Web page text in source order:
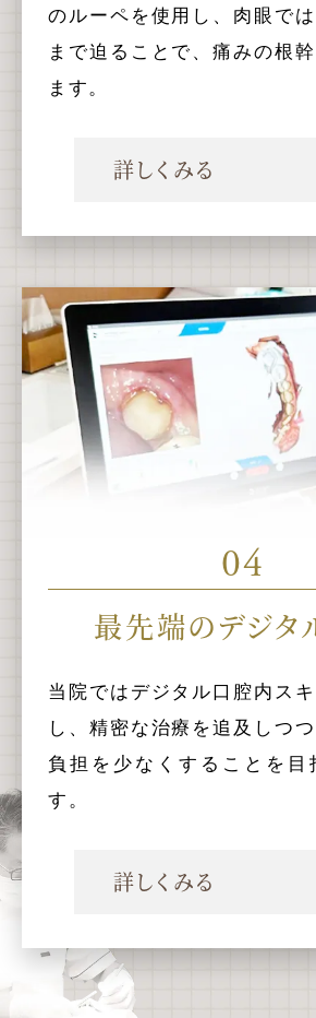
のルーペを使用し、肉眼で
まで迫ることで、痛みの根
ます。
詳しくみる
04
最先端のデジタ
当院ではデジタル口腔内ス
し、精密な治療を追及しつ
負担を少なくすることを目
す。
詳しくみる